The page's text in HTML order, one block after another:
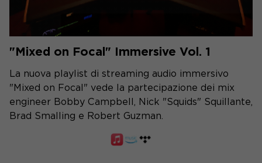
"Mixed on Focal" Immersive Vol. 1
La nuova playlist di streaming audio immersivo
"Mixed on Focal" vede la partecipazione dei mix
engineer Bobby Campbell, Nick "Squids" Squillante,
Brad Smalling e Robert Guzman.